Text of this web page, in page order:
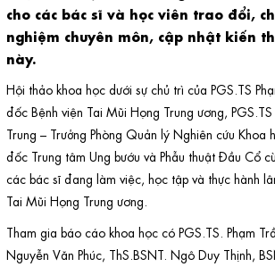
cho các bác sĩ và học viên trao đổi,
nghiệm chuyên môn, cập nhật kiến
này.
Hội thảo khoa học dưới sự chủ trì của PGS.TS
đốc Bệnh viện Tai Mũi Họng Trung ương,
Trung – Trưởng Phòng Quản lý Nghiên cứu
đốc Trung tâm Ung bướu và Phẫu thuật Đầu Cổ
các bác sĩ đang làm việc, học tập và thực hành
Tai Mũi Họng Trung ương.
Tham gia báo cáo khoa học có PGS.TS. Phạm
Nguyễn Văn Phúc, ThS.BSNT. Ngô Duy Thịnh,